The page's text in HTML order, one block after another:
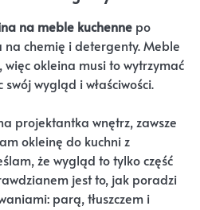
na meble kuchenne po
chemię i detergenty. Meble
więc okleina musi to wytrzymać
wygląd i właściwości.
projektantka wnętrz, zawsze
okleinę do kuchni z
że wygląd to tylko część
jest to, jak poradzi
parą, tłuszczem i